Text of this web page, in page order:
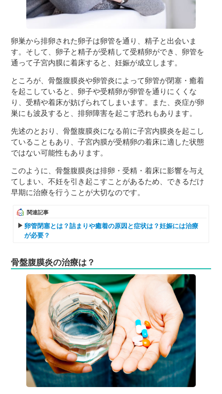
卵巣から排卵された卵子は卵管を通り、精子と出会いま
す。そして、卵子と精子が受精して受精卵ができ、卵管を
通って子宮内膜に着床すると、妊娠が成立します。
ところが、骨盤腹膜炎や卵管炎によって卵管が閉塞・癒着
を起こしていると、卵子や受精卵が卵管を通りにくくな
り、受精や着床が妨げられてしまいます。また、炎症が卵
巣にも波及すると、排卵障害を起こす恐れもあります。
先述のとおり、骨盤腹膜炎になる前に子宮内膜炎を起こし
ていることもあり、子宮内膜が受精卵の着床に適した状態
ではない可能性もあります。
このように、骨盤腹膜炎は排卵・受精・着床に影響を与え
てしまい、不妊を引き起こすことがあるため、できるだけ
早期に治療を行うことが大切なのです。
関連記事
卵管閉塞とは？詰まりや癒着の原因と症状は？妊娠には治療
が必要？
骨盤腹膜炎の治療は？